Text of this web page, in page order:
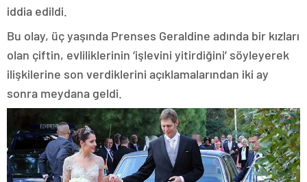
iddia edildi.
Bu olay, üç yaşında Prenses Geraldine adında bir kızları
olan çiftin, evliliklerinin ‘işlevini yitirdiğini’ söyleyerek
ilişkilerine son verdiklerini açıklamalarından iki ay
sonra meydana geldi.